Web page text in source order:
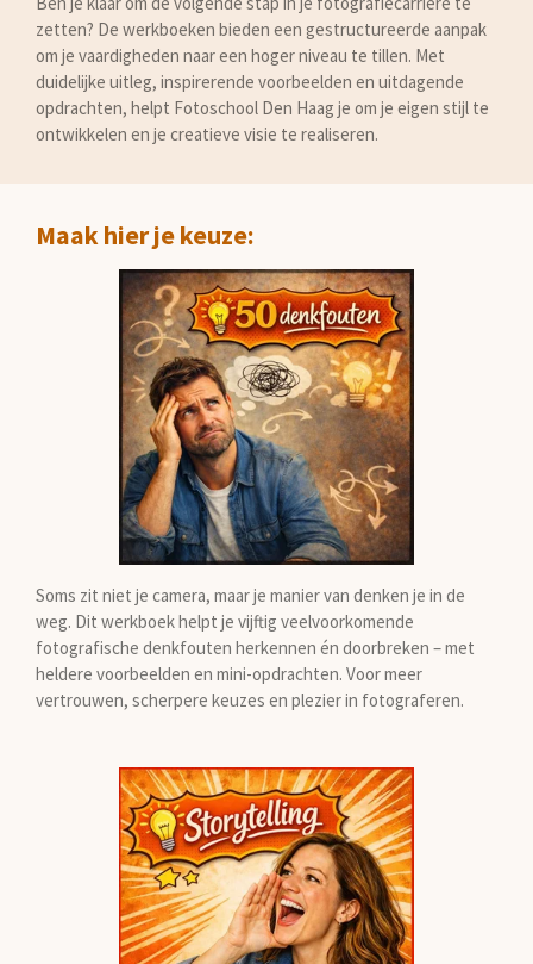
zetten? De werkboeken bieden een gestructureerde aanpak
om je vaardigheden naar een hoger niveau te tillen. Met
duidelijke uitleg, inspirerende voorbeelden en uitdagende
opdrachten, helpt Fotoschool Den Haag je om je eigen stijl te
ontwikkelen en je creatieve visie te realiseren.
Maak hier je keuze:
Soms zit niet je camera, maar je manier van denken je in de
weg. Dit werkboek helpt je vijftig veelvoorkomende
fotografische denkfouten herkennen én doorbreken – met
heldere voorbeelden en mini-opdrachten. Voor meer
vertrouwen, scherpere keuzes en plezier in fotograferen.